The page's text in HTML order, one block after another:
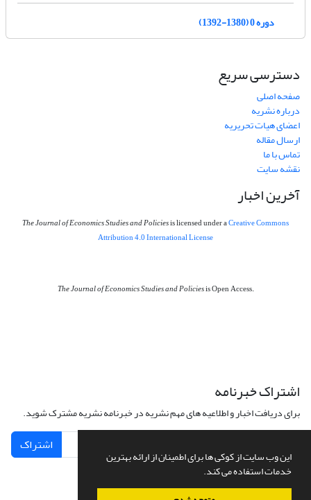
این وب سایت از کوکی ها برای اطمینان از ارائه بهترین
خدمات استفاده می کند.
دوره 0 (1380-1392)
دسترسی سریع
صفحه اصلی
درباره نشریه
اعضای هیات تحریریه
ارسال مقاله
تماس با ما
نقشه سایت
آخرین اخبار
The Journal of Economics Studies and Policiesis licensed under aCreative Commons
Attribution 4.0 International License
The Journal of Economics Studies and Policiesis Open Access.
اشتراک خبرنامه
برای دریافت اخبار و اطلاعیه های مهم نشریه در خبرنامه نشریه مشترک شوید.
اشتراک